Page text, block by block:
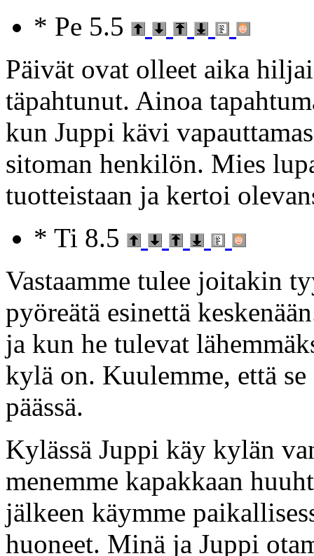
* Pe 5.5
Päivät ovat olleet aika
täpahtunut. Ainoa
kun Juppi kävi
sitoman henkilön. Mies
tuotteistaan ja kertoi
* Ti 8.5
Vastaamme tulee joitakin
pyöreätä esinettä
ja kun he tulevat
kylä on. Kuulemme, että
päässä.
Kylässä Juppi käy kylän
menemme kapakkaan
jälkeen käymme
huoneet. Minä ja Juppi